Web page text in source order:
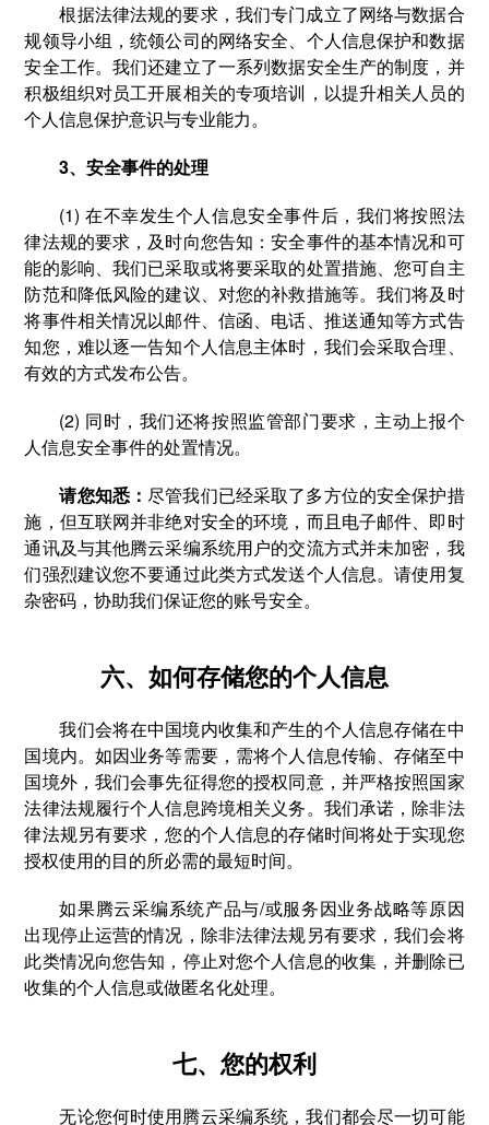
根据法律法规的要求，我们专门成立了网络与数据合
规领导小组，统领公司的网络安全、个人信息保护和数据
安全工作。我们还建立了一系列数据安全生产的制度，并
积极组织对员工开展相关的专项培训，以提升相关人员的
个人信息保护意识与专业能力。
3、安全事件的处理
(1) 在不幸发生个人信息安全事件后，我们将按照法
律法规的要求，及时向您告知：安全事件的基本情况和可
能的影响、我们已采取或将要采取的处置措施、您可自主
防范和降低风险的建议、对您的补救措施等。我们将及时
将事件相关情况以邮件、信函、电话、推送通知等方式告
知您，难以逐一告知个人信息主体时，我们会采取合理、
有效的方式发布公告。
(2) 同时，我们还将按照监管部门要求，主动上报个
人信息安全事件的处置情况。
请您知悉：尽管我们已经采取了多方位的安全保护措
施，但互联网并非绝对安全的环境，而且电子邮件、即时
通讯及与其他腾云采编系统用户的交流方式并未加密，我
们强烈建议您不要通过此类方式发送个人信息。请使用复
杂密码，协助我们保证您的账号安全。
六、如何存储您的个人信息
我们会将在中国境内收集和产生的个人信息存储在中
国境内。如因业务等需要，需将个人信息传输、存储至中
国境外，我们会事先征得您的授权同意，并严格按照国家
法律法规履行个人信息跨境相关义务。我们承诺，除非法
律法规另有要求，您的个人信息的存储时间将处于实现您
授权使用的目的所必需的最短时间。
如果腾云采编系统产品与/或服务因业务战略等原因
出现停止运营的情况，除非法律法规另有要求，我们会将
此类情况向您告知，停止对您个人信息的收集，并删除已
收集的个人信息或做匿名化处理。
七、您的权利
无论您何时使用腾云采编系统，我们都会尽一切可能